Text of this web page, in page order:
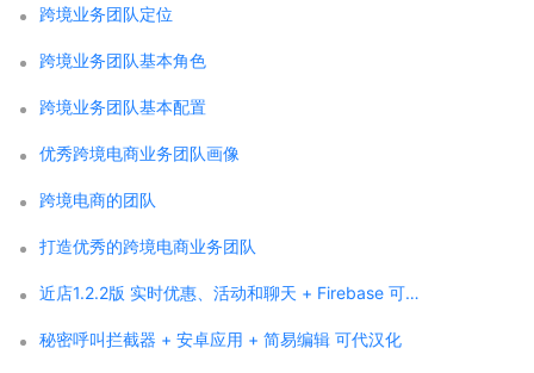
跨境业务团队定位
跨境业务团队基本角色
跨境业务团队基本配置
优秀跨境电商业务团队画像
跨境电商的团队
打造优秀的跨境电商业务团队
近店1.2.2版 实时优惠、活动和聊天 + Firebase 可代汉化
秘密呼叫拦截器 + 安卓应用 + 简易编辑 可代汉化